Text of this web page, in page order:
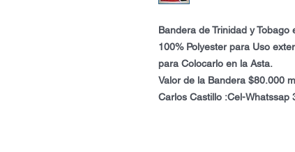
Bandera de Trinidad y
100% Polyester para Uso
para Colocarlo en la Asta.
Valor de la Bandera $80.000
Carlos Castillo :Cel-